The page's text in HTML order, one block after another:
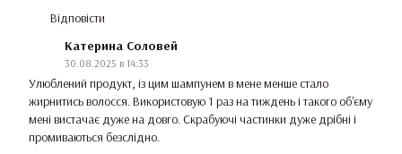
Відповісти
Катерина Соловей
30.08.2025 в 14:33
Улюблений продукт, із цим шампунем в мене менше стало
жирнитись волосся. Використовую 1 раз на тиждень і такого об'єму
мені вистачає дуже на довго. Скрабуючі частинки дуже дрібні і
промиваються безслідно.